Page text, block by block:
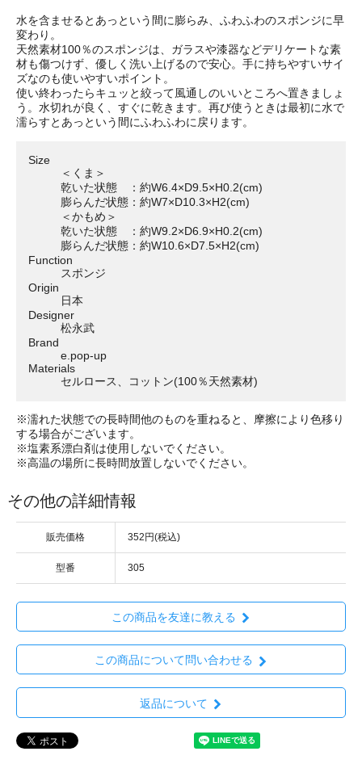
水を含ませるとあっという間に膨らみ、ふわふわのスポンジに早
変わり。
天然素材100％のスポンジは、ガラスや漆器などデリケートな素
材も傷つけず、優しく洗い上げるので安心。手に持ちやすいサイ
ズなのも使いやすいポイント。
使い終わったらキュッと絞って風通しのいいところへ置きましょ
う。水切れが良く、すぐに乾きます。再び使うときは最初に水で
濡らすとあっという間にふわふわに戻ります。
Size
＜くま＞
乾いた状態 ：約W6.4×D9.5×H0.2(cm)
膨らんだ状態：約W7×D10.3×H2(cm)
＜かもめ＞
乾いた状態 ：約W9.2×D6.9×H0.2(cm)
膨らんだ状態：約W10.6×D7.5×H2(cm)
Function
スポンジ
Origin
日本
Designer
松永武
Brand
e.pop-up
Materials
セルロース、コットン(100％天然素材)
※濡れた状態での長時間他のものを重ねると、摩擦により色移り
する場合がございます。
※塩素系漂白剤は使用しないでください。
※高温の場所に長時間放置しないでください。
その他の詳細情報
販売価格 352円(税込)
型番 305
この商品を友達に教える
この商品について問い合わせる
返品について